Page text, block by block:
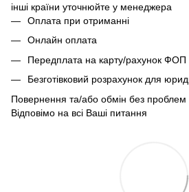
інші країни уточнюйте у менеджера
Оплата при отриманні
Онлайн оплата
Передплата на карту/рахунок ФОП
Безготівковий розрахунок для
Повернення та/або обмін без проблем
Відповімо на всі Ваші питання